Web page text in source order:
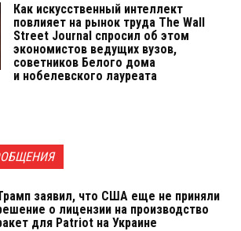
Как искусственный интеллект
повлияет на рынок труда The Wall
Street Journal спросил об этом
экономистов ведущих вузов,
советников Белого дома
и нобелевского лауреата
заявил, что США еще не приняли
о лицензии на производство
для Patriot на Украине